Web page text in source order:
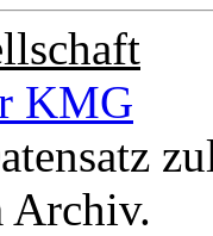
KMG